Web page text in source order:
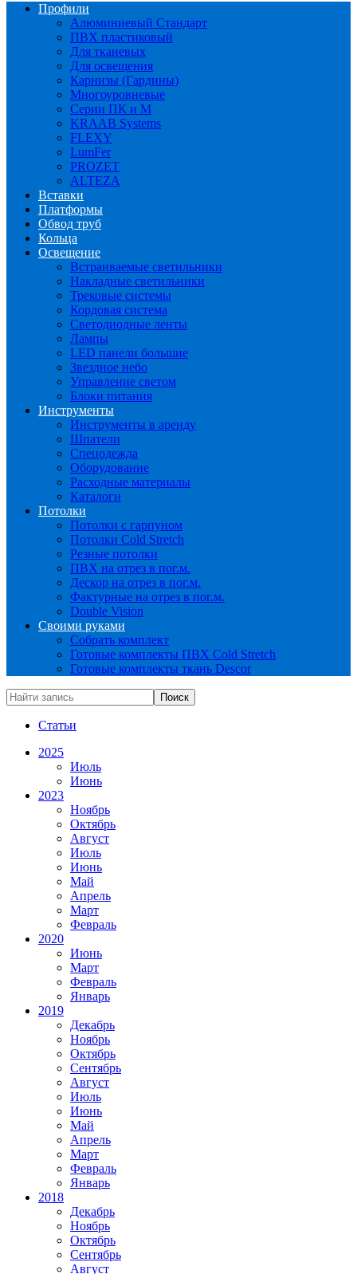
Профили
Алюминиевый Стандарт
ПВХ пластиковый
Для тканевых
Для освещения
Карнизы (Гардины)
Многоуровневые
Серии ПК и М
KRAAB Systems
FLEXY
LumFer
PROZET
ALTEZA
Вставки
Платформы
Обвод труб
Кольца
Освещение
Встраиваемые светильники
Накладные светильники
Трековые системы
Кордовая система
Светодиодные ленты
Лампы
LED панели большие
Звездное небо
Управление светом
Блоки питания
Инструменты
Инструменты в аренду
Шпатели
Спецодежда
Оборудование
Расходные материалы
Каталоги
Потолки
Потолки с гарпуном
Потолки Cold Stretch
Резные потолки
ПВХ на отрез в пог.м.
Дескор на отрез в пог.м.
Фактурные на отрез в пог.м.
Double Vision
Своими руками
Собрать комплект
Готовые комплекты ПВХ Cold Stretch
Готовые комплекты ткань Descor
Статьи
2025
Июль
Июнь
2023
Ноябрь
Октябрь
Август
Июль
Июнь
Май
Апрель
Март
Февраль
2020
Июнь
Март
Февраль
Январь
2019
Декабрь
Ноябрь
Октябрь
Сентябрь
Август
Июль
Июнь
Май
Апрель
Март
Февраль
Январь
2018
Декабрь
Ноябрь
Октябрь
Сентябрь
Август